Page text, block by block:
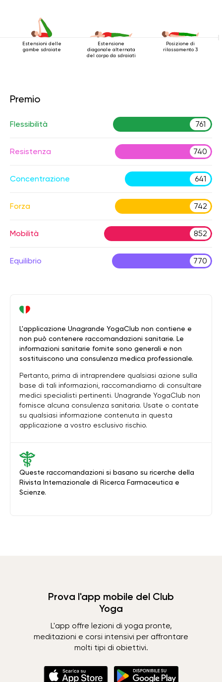
Estensioni delle
gambe sdraiate
Estensione
diagonale alternata
del corpo da sdraiati
Posizione di
rilassamento 3
Premio
Flessibilità 761
Resistenza 740
Concentrazione 641
Forza 742
Mobilità 852
Equilibrio 770
Queste raccomandazioni si basano su ricerche della
Rivista Internazionale di Ricerca Farmaceutica e
Scienze.
L'applicazione Unagrande YogaClub non contiene e
non può contenere raccomandazioni sanitarie. Le
informazioni sanitarie fornite sono generali e non
sostituiscono una consulenza medica professionale.
Pertanto, prima di intraprendere qualsiasi azione sulla
base di tali informazioni, raccomandiamo di consultare
medici specialisti pertinenti. Unagrande YogaClub non
fornisce alcuna consulenza sanitaria. Usate o contate
su qualsiasi informazione contenuta in questa
applicazione a vostro esclusivo rischio.
Prova l'app mobile del Club
Yoga
L'app offre lezioni di yoga pronte,
meditazioni e corsi intensivi per affrontare
molti tipi di obiettivi.